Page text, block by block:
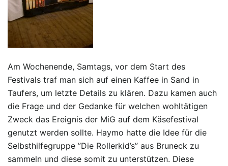
Am Wochenende, Samtags, vor dem Start des
Festivals traf man sich auf einen Kaffee in Sand in
Taufers, um letzte Details zu klären. Dazu kamen auch
die Frage und der Gedanke für welchen wohltätigen
Zweck das Ereignis der MiG auf dem Käsefestival
genutzt werden sollte. Haymo hatte die Idee für die
Selbsthilfegruppe ”Die Rollerkid’s” aus Bruneck zu
sammeln und diese somit zu unterstützen. Diese